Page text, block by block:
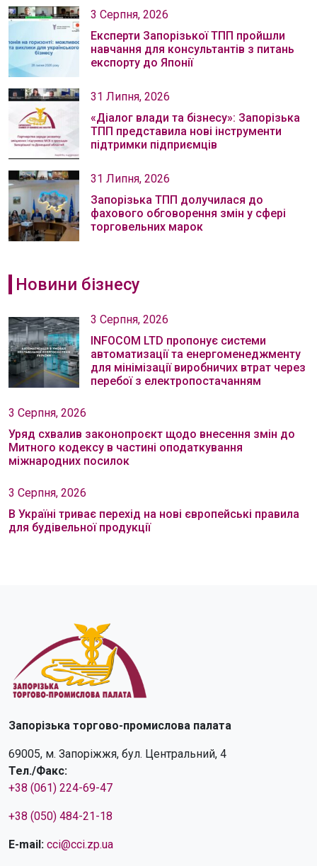
3 Серпня, 2026
Експерти Запорізької ТПП пройшли
навчання для консультантів з питань
експорту до Японії
31 Липня, 2026
«Діалог влади та бізнесу»: Запорізька
ТПП представила нові інструменти
підтримки підприємців
31 Липня, 2026
Запорізька ТПП долучилася до
фахового обговорення змін у сфері
торговельних марок
Новини бізнесу
3 Серпня, 2026
INFOCOM LTD пропонує системи
автоматизації та енергоменеджменту
для мінімізації виробничих втрат через
перебої з електропостачанням
3 Серпня, 2026
Уряд схвалив законопроєкт щодо внесення змін до
Митного кодексу в частині оподаткування
міжнародних посилок
3 Серпня, 2026
В Україні триває перехід на нові європейські правила
для будівельної продукції
Запорізька торгово-промислова палата
69005, м. Запоріжжя, бул. Центральний, 4
Тел./Факс:
+38 (061) 224-69-47
+38 (050) 484-21-18
E-mail: cci@cci.zp.ua